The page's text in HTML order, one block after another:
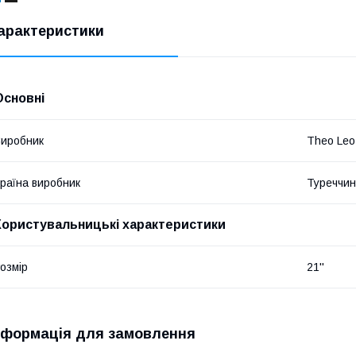
Theo Leo
виробник
характеристики
21''
для замовлення